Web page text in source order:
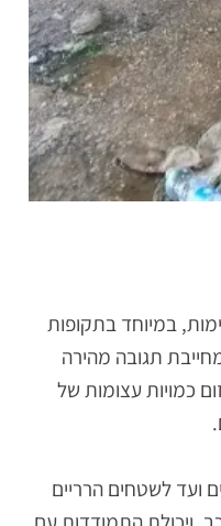
במיוחד בתקופות
תגובה מהירה
עצומות של